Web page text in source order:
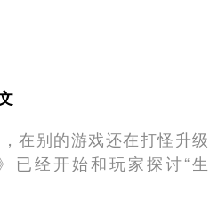
在别的游戏还在打怪升级
已经开始和玩家探讨“生